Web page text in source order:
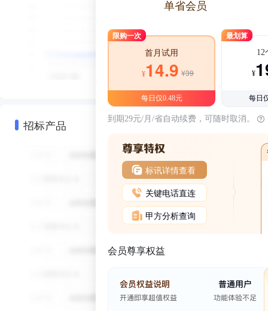
招标产品
单省会员
限购一次
首月试用
¥14.9 ¥39
每日仅0.48元
最划算
12
¥
每日
到期29元/月/省自动续费，可随时取消。
标讯详情查看
关键电话直连
甲方分析查询
会员尊享权益